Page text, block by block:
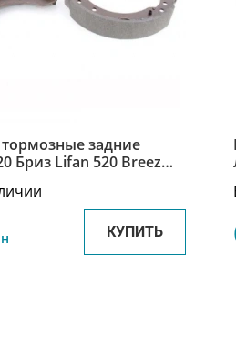
задние
Бриз Lifan 520 Breez
КУПИТЬ